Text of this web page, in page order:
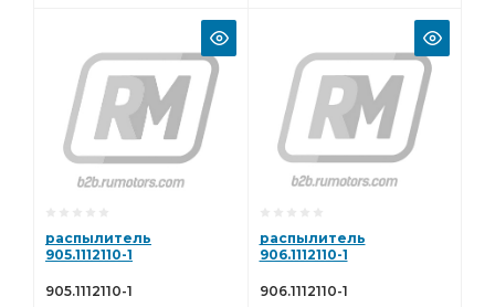
распылитель
905.1112110-1
905.1112110-1
распылитель
906.1112110-1
906.1112110-1